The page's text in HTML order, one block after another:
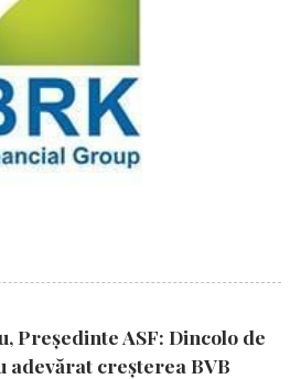
Președinte ASF: Dincolo de
adevărat creșterea BVB